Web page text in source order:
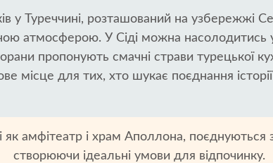
у Туреччині, розташований на узбережжі
атмосферою. У Сіді можна насолодитись
пропонують смачні страви турецької
місце для тих, хто шукає поєднання
як амфітеатр і храм Аполлона,
створюючи ідеальні умови для відпочинку.